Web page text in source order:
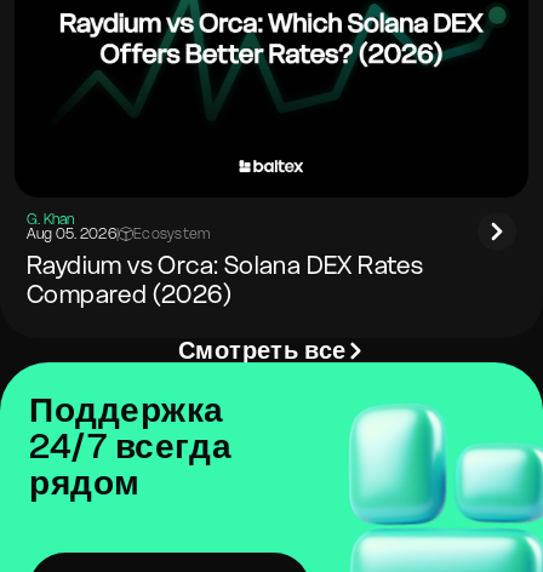
G. Khan
Aug 05. 2026| Ecosystem
Raydium vs Orca: Solana DEX Rates
Compared (2026)
Смотреть все
Поддержка
24/7 всегда
рядом